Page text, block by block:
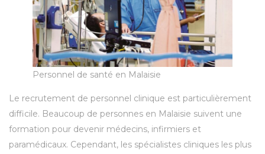
Personnel de santé en Malaisie
Le recrutement de personnel clinique est particulièrement
difficile. Beaucoup de personnes en Malaisie suivent une
formation pour devenir médecins, infirmiers et
paramédicaux. Cependant, les spécialistes cliniques les plus